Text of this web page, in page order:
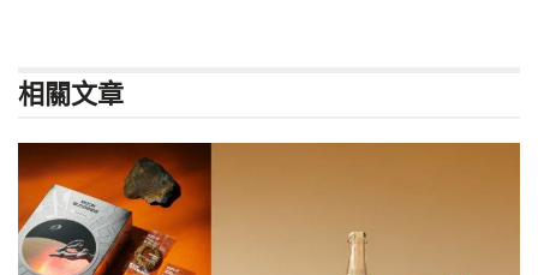
相關文章